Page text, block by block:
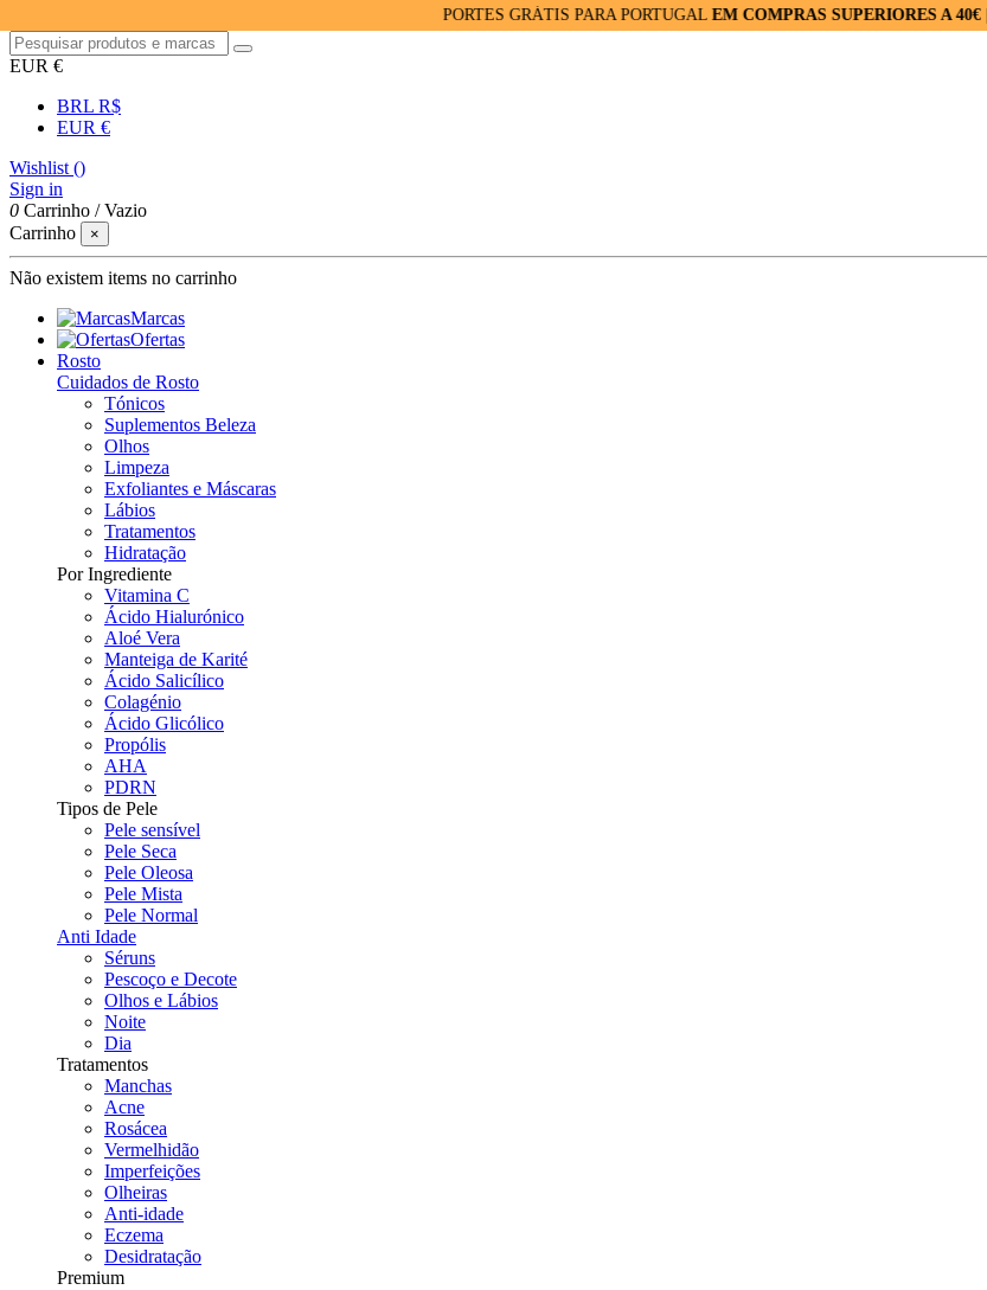
PORTES GRÁTIS PARA PORTUGALEM COMPRAS SUPERIORES A 40€|
EUR €
BRL R$
EUR €
Wishlist ()
Sign in
0 Carrinho /Vazio
Carrinho
×
Não existem items no carrinho
Marcas
Ofertas
Rosto
Cuidados de Rosto
Tónicos
Suplementos Beleza
Olhos
Limpeza
Exfoliantes e Máscaras
Lábios
Tratamentos
Hidratação
Por Ingrediente
Vitamina C
Ácido Hialurónico
Aloé Vera
Manteiga de Karité
Ácido Salicílico
Colagénio
Ácido Glicólico
Propólis
AHA
PDRN
Tipos de Pele
Pele sensível
Pele Seca
Pele Oleosa
Pele Mista
Pele Normal
Anti Idade
Séruns
Pescoço e Decote
Olhos e Lábios
Noite
Dia
Tratamentos
Manchas
Acne
Rosácea
Vermelhidão
Imperfeições
Olheiras
Anti-idade
Eczema
Desidratação
Premium